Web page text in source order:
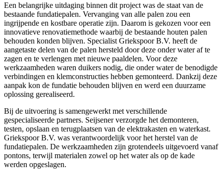
Een belangrijke uitdaging binnen dit project was de staat van de
bestaande fundatiepalen. Vervanging van alle palen zou een
ingrijpende en kostbare operatie zijn. Daarom is gekozen voor een
innovatieve renovatiemethode waarbij de bestaande houten palen
behouden konden blijven. Specialist Griekspoor B.V. heeft de
aangetaste delen van de palen hersteld door deze onder water af te
zagen en te verlengen met nieuwe paaldelen. Voor deze
werkzaamheden waren duikers nodig, die onder water de benodigde
verbindingen en klemconstructies hebben gemonteerd. Dankzij deze
aanpak kon de fundatie behouden blijven en werd een duurzame
oplossing gerealiseerd.
Bij de uitvoering is samengewerkt met verschillende
gespecialiseerde partners. Seijsener verzorgde het demonteren,
testen, opslaan en terugplaatsen van de elektrakasten en waterkast.
Griekspoor B.V. was verantwoordelijk voor het herstel van de
fundatiepalen. De werkzaamheden zijn grotendeels uitgevoerd vanaf
pontons, terwijl materialen zowel op het water als op de kade
werden opgeslagen.